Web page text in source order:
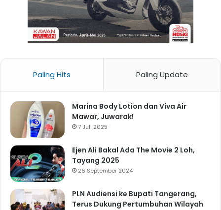
Paling Hits Paling Update
Marina Body Lotion dan Viva Air
Mawar, Juwarak!
7 Juli 2025
Ejen Ali Bakal Ada The Movie 2 Loh,
Tayang 2025
26 September 2024
PLN Audiensi ke Bupati Tangerang,
Terus Dukung Pertumbuhan Wilayah